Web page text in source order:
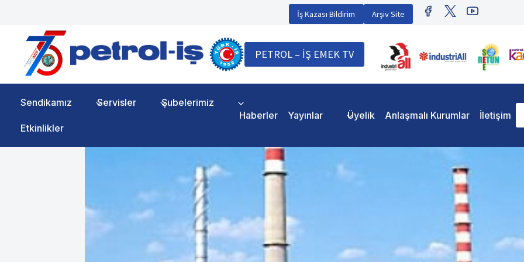
content
İş Kazası Bildirim Arşiv Site
PETROL – İŞ EMEK TV
Sendikamız Servisler Şubelerimiz
Etkinlikler
Haberler Yayınlar Üyelik Anlaşmalı Kurumlar İletişim